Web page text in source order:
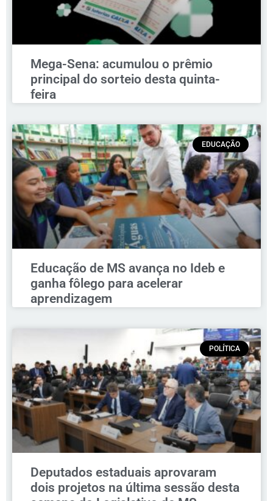
Mega-Sena: acumulou o prêmio
principal do sorteio desta quinta-
feira
EDUCAÇÃO
Educação de MS avança no Ideb e
ganha fôlego para acelerar
aprendizagem
POLÍTICA
Deputados estaduais aprovaram
dois projetos na última sessão desta